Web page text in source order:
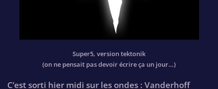
Super5, version tektonik
(on ne pensait pas devoir écrire ça un jour…)
C’est sorti hier midi sur les ondes : Vanderhoff